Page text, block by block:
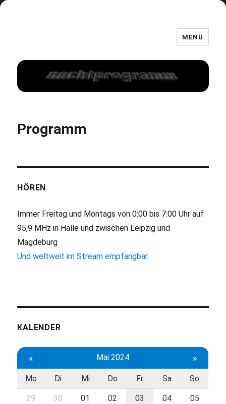
MENÜ
Programm
HÖREN
Immer Freitag und Montags von 0:00 bis 7:00 Uhr auf
95,9 MHz in Halle und zwischen Leipzig und
Magdeburg
Und weltweit im Stream empfangbar.
KALENDER
« Mai 2024 »
Mo Di Mi Do Fr Sa So
29 30 01 02 03 04 05